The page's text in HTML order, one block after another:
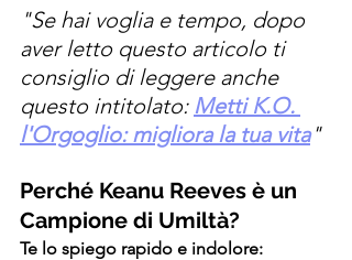
"Se hai voglia e tempo, dopo
aver letto questo articolo ti
consiglio di leggere anche
questo intitolato: Metti K.O.
l'Orgoglio: migliora la tua vita"
Perché Keanu Reeves è un
Campione di Umiltà?
Te lo spiego rapido e indolore: